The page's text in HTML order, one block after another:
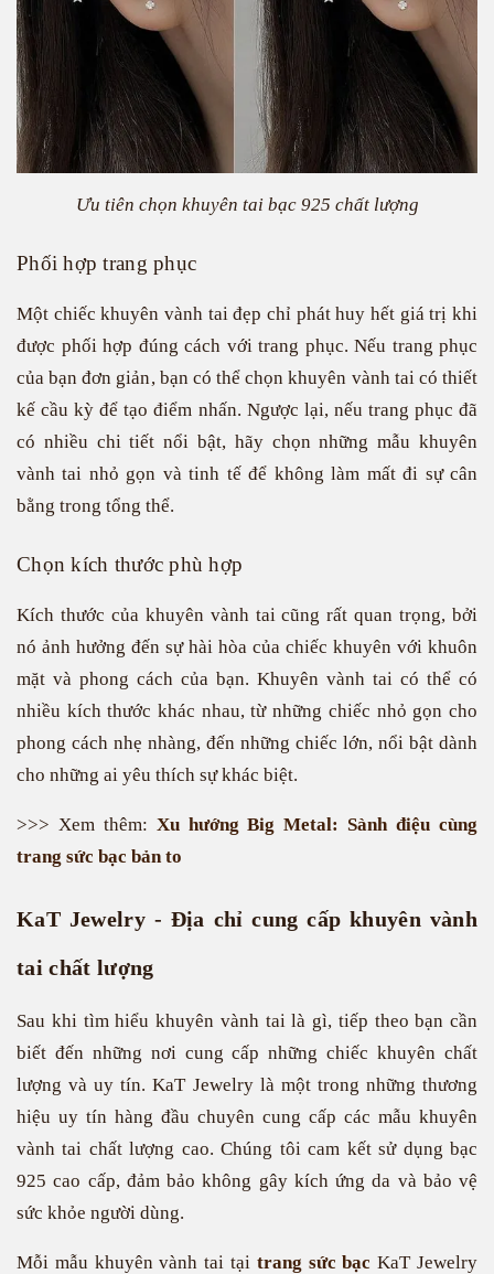
Ưu tiên chọn khuyên tai bạc 925 chất lượng
Phối hợp trang phục
Một chiếc khuyên vành tai đẹp chỉ phát huy hết giá trị khi
được phối hợp đúng cách với trang phục. Nếu trang phục
của bạn đơn giản, bạn có thể chọn khuyên vành tai có thiết
kế cầu kỳ để tạo điểm nhấn. Ngược lại, nếu trang phục đã
có nhiều chi tiết nổi bật, hãy chọn những mẫu khuyên
vành tai nhỏ gọn và tinh tế để không làm mất đi sự cân
bằng trong tổng thể.
Chọn kích thước phù hợp
Kích thước của khuyên vành tai cũng rất quan trọng, bởi
nó ảnh hưởng đến sự hài hòa của chiếc khuyên với khuôn
mặt và phong cách của bạn. Khuyên vành tai có thể có
nhiều kích thước khác nhau, từ những chiếc nhỏ gọn cho
phong cách nhẹ nhàng, đến những chiếc lớn, nổi bật dành
cho những ai yêu thích sự khác biệt.
>>> Xem thêm: Xu hướng Big Metal: Sành điệu cùng
trang sức bạc bản to
KaT Jewelry - Địa chỉ cung cấp khuyên vành
tai chất lượng
Sau khi tìm hiểu khuyên vành tai là gì, tiếp theo bạn cần
biết đến những nơi cung cấp những chiếc khuyên chất
lượng và uy tín. KaT Jewelry là một trong những thương
hiệu uy tín hàng đầu chuyên cung cấp các mẫu khuyên
vành tai chất lượng cao. Chúng tôi cam kết sử dụng bạc
925 cao cấp, đảm bảo không gây kích ứng da và bảo vệ
sức khỏe người dùng.
Mỗi mẫu khuyên vành tai tại trang sức bạc KaT Jewelry